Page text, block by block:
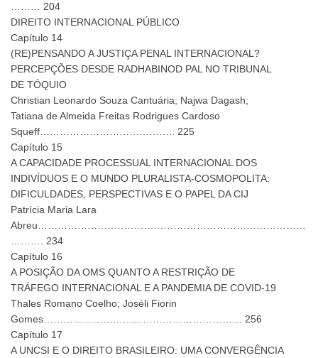
……… 204
DIREITO INTERNACIONAL PÚBLICO
Capítulo 14
(RE)PENSANDO A JUSTIÇA PENAL INTERNACIONAL?
PERCEPÇÕES DESDE RADHABINOD PAL NO TRIBUNAL
DE TÓQUIO
Christian Leonardo Souza Cantuária; Najwa Dagash;
Tatiana de Almeida Freitas Rodrigues Cardoso
Squeff………………………………….. 225
Capítulo 15
A CAPACIDADE PROCESSUAL INTERNACIONAL DOS
INDIVÍDUOS E O MUNDO PLURALISTA-COSMOPOLITA:
DIFICULDADES, PERSPECTIVAS E O PAPEL DA CIJ
Patrícia Maria Lara
Abreu………………………………………………………………………
………. 234
Capítulo 16
A POSIÇÃO DA OMS QUANTO A RESTRIÇÃO DE
TRÁFEGO INTERNACIONAL E A PANDEMIA DE COVID-19
Thales Romano Coelho; Joséli Fiorin
Gomes…………………………………………………… 256
Capítulo 17
A UNCSI E O DIREITO BRASILEIRO: UMA CONVERGÊNCIA